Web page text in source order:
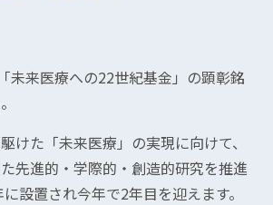
未来医療への22世紀基金」の顕彰銘
けた「未来医療」の実現に向けて、
先進的・学際的・創造的研究を推進
設置され今年で2年目を迎えます。